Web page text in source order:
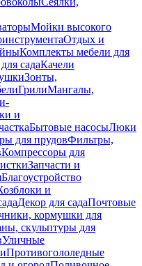
Мойки высокого
Отдых и
Комплекты мебели для
садаКачели
Зонты,
ГрилиМангалы,
и
Бытовые насосыЛюки
для прудовФильтры,
Компрессоры для
Запчасти и
Благоустройство
и
Декор для садаПочтовые
кормушки для
скульптуры для
Уличные
Противогололедные